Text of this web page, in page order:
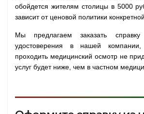
обойдется жителям столицы в 5000
зависит от ценовой политики
Мы предлагаем заказать
удостоверения в нашей
проходить медицинский осмотр не
услуг будет ниже, чем в частном